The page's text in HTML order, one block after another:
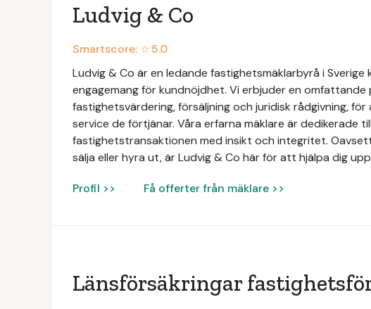
Ludvig & Co
Smartscore: ☆5.0
Ludvig & Co är en ledande fastighetsmäklarbyrå i
engagemang för kundnöjdhet. Vi erbjuder en
fastighetsvärdering, försäljning och juridisk rådgivning,
service de förtjänar. Våra erfarna mäklare är dedikerade
fastighetstransaktionen med insikt och integritet.
sälja eller hyra ut, är Ludvig & Co här för att hjälpa dig
Profil >> Få offerter från mäklare >>
Länsförsäkringar